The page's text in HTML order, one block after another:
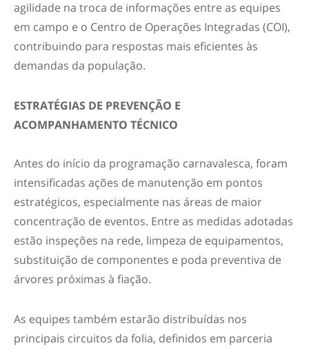
agilidade na troca de informações entre as equipes
em campo e o Centro de Operações Integradas (COI),
contribuindo para respostas mais eficientes às
demandas da população.
ESTRATÉGIAS DE PREVENÇÃO E
ACOMPANHAMENTO TÉCNICO
Antes do início da programação carnavalesca, foram
intensificadas ações de manutenção em pontos
estratégicos, especialmente nas áreas de maior
concentração de eventos. Entre as medidas adotadas
estão inspeções na rede, limpeza de equipamentos,
substituição de componentes e poda preventiva de
árvores próximas à fiação.
As equipes também estarão distribuídas nos
principais circuitos da folia, definidos em parceria